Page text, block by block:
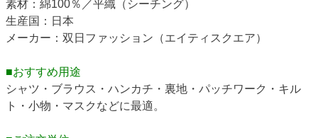
素材：綿100％／平織（シーチング）
生産国：日本
メーカー：双日ファッション（エイティスクエア）
■おすすめ用途
シャツ・ブラウス・ハンカチ・裏地・パッチワーク・キル
ト・小物・マスクなどに最適。